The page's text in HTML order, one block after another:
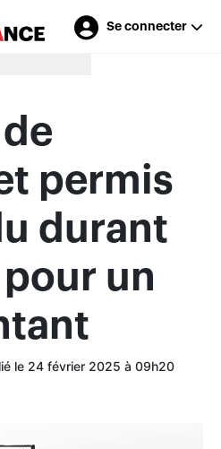
Se connecter
annonceurs
permis
durant
un
le 24 février 2025 à 09h20